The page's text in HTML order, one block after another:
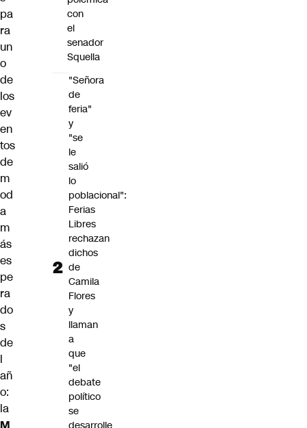
pa
ra
un
o
de
los
ev
en
tos
de
m
od
a
m
ás
es
pe
ra
do
s
de
l
añ
o:
la
con
el
senador
Squella
"Señora
de
feria"
y
"se
le
salió
lo
poblacional":
Ferias
Libres
rechazan
dichos
de
Camila
Flores
y
llaman
a
que
"el
debate
político
se
desarrolle